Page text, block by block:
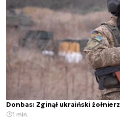
Donbas: Zginął ukraiński żołnierz
1 min.